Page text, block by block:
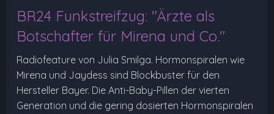
BR24 Funkstreifzug: "Ärzte als
Botschafter für Mirena und Co."
Radiofeature von Julia Smilga. Hormonspiralen wie
Mirena und Jaydess sind Blockbuster für den
Hersteller Bayer. Die Anti-Baby-Pillen der vierten
Generation und die gering dosierten Hormonspiralen